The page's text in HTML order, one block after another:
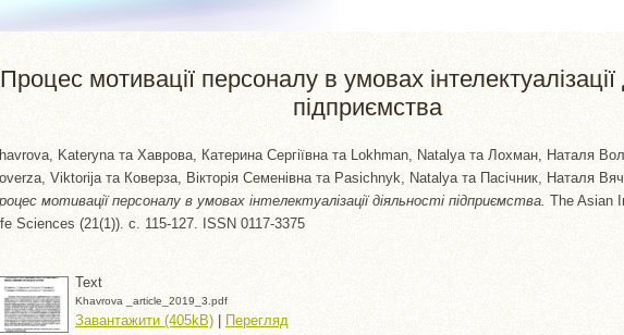
Процес мотивації персоналу в умовах інтелектуалізації
підприємства
Kateryna та Хаврова, Катерина Сергіївна та Lokhman, Natalya та Лохман, Наталя
Viktorija та Коверза, Вікторія Семенівна та Pasichnyk, Natalya та Пасічник, Наталя
мотивації персоналу в умовах інтелектуалізації діяльності підприємства. The Asian
Sciences (21(1)). с. 115-127. ISSN 0117-3375
Text
Khavrova _article_2019_3.pdf
Завантажити (405kB) | Перегляд